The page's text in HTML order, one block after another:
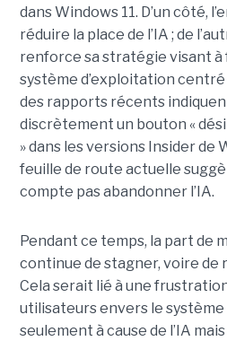
dans Windows 11. D’un côté,
réduire la place de l’IA ; de
renforce sa stratégie visant à
système d’exploitation centré
des rapports récents
discrètement un bouton «
» dans les versions Insider de
feuille de route actuelle
compte pas abandonner l’IA.
Pendant ce temps, la part de
continue de stagner, voire de
Cela serait lié à une
utilisateurs envers le système
seulement à cause de l’IA